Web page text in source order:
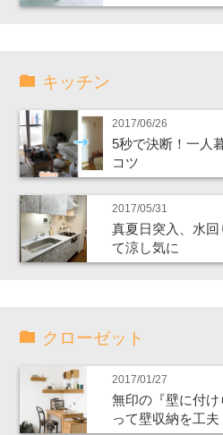
キッチン
2017/06/26
5秒で決断！一人
コツ
2017/05/31
真夏日突入、水
て涼し気に
クローゼット
2017/01/27
無印の『壁に付
って壁収納を工夫